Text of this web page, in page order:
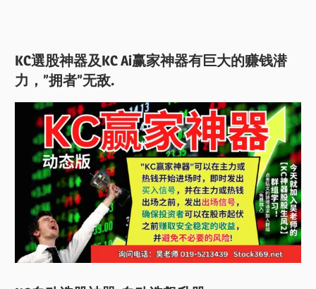
KC選股神器及KC Ai赢家神器有巨大的赚钱潜
力，”拥者”无敌.